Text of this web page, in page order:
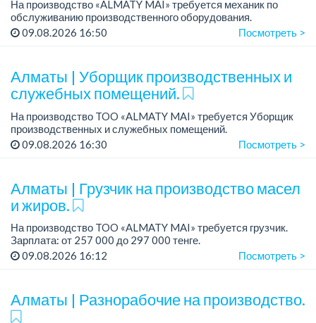
На производство «ALMATY MAI» требуется механик по
обслуживанию производственного оборудования.
Зарплата: до 500 000 тенге.
09.08.2026 16:50 Посмотреть >
Алматы | Уборщик производственных и
служебных помещений.
На производство TOO «ALMATY MAI» требуется Уборщик
производственных и служебных помещений.
Зарплата: от 219 000 тенге на руки.
09.08.2026 16:30 Посмотреть >
Алматы | Грузчик на производство масел
и жиров.
На производство TOO «ALMATY MAI» требуется грузчик.
Зарплата: от 257 000 до 297 000 тенге.
График работы: сменный 2/2, с 08.00 до 20.00, с 20.00 до
09.08.2026 16:12 Посмотреть >
Алматы | Разнорабочие на производство.